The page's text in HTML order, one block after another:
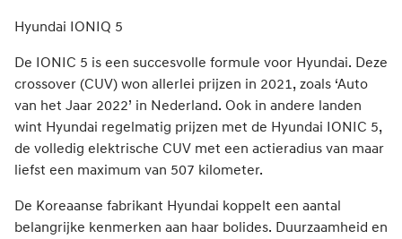
Hyundai IONIQ 5
De IONIC 5 is een succesvolle formule voor Hyundai. Deze
crossover (CUV) won allerlei prijzen in 2021, zoals ‘Auto
van het Jaar 2022’ in Nederland. Ook in andere landen
wint Hyundai regelmatig prijzen met de Hyundai IONIC 5,
de volledig elektrische CUV met een actieradius van maar
liefst een maximum van 507 kilometer.
De Koreaanse fabrikant Hyundai koppelt een aantal
belangrijke kenmerken aan haar bolides. Duurzaamheid en